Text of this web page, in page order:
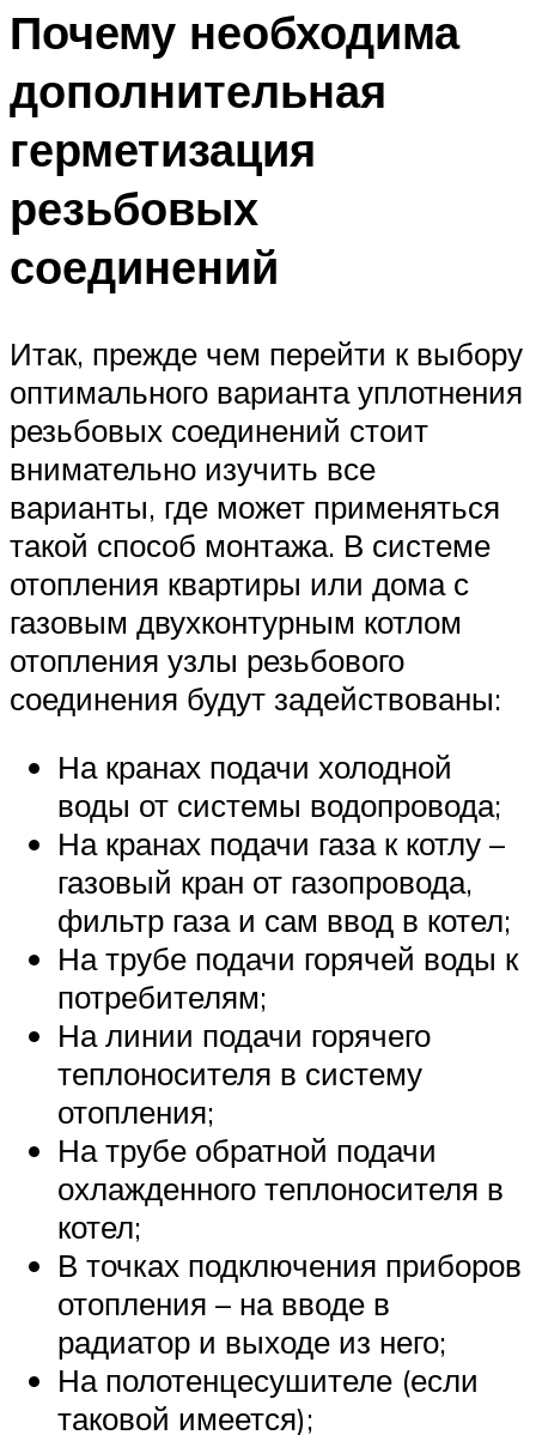
Почему необходима
дополнительная
герметизация
резьбовых
соединений
Итак, прежде чем перейти к выбору
оптимального варианта уплотнения
резьбовых соединений стоит
внимательно изучить все
варианты, где может применяться
такой способ монтажа. В системе
отопления квартиры или дома с
газовым двухконтурным котлом
отопления узлы резьбового
соединения будут задействованы:
На кранах подачи холодной
воды от системы водопровода;
На кранах подачи газа к котлу –
газовый кран от газопровода,
фильтр газа и сам ввод в котел;
На трубе подачи горячей воды к
потребителям;
На линии подачи горячего
теплоносителя в систему
отопления;
На трубе обратной подачи
охлажденного теплоносителя в
котел;
В точках подключения приборов
отопления – на вводе в
радиатор и выходе из него;
На полотенцесушителе (если
таковой имеется);